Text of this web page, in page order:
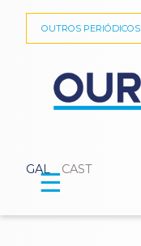
GAL CAST
OUTROS PERIÓDICOS
☰